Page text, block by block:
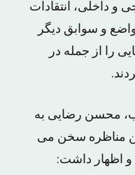
و داخلی، انتقادات
و سوابق دیگر
را از جمله در
محسن رضایی به
مناظره سخن می
اظهار داشت: